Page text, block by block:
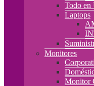
Todo
Laptops
Monitores
Monitor